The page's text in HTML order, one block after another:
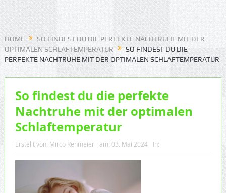
HOME
SO FINDEST DU DIE PERFEKTE NACHTRUHE MIT DER
OPTIMALEN SCHLAFTEMPERATUR
SO FINDEST DU DIE
PERFEKTE NACHTRUHE MIT DER OPTIMALEN SCHLAFTEMPERATUR
So findest du die perfekte
Nachtruhe mit der optimalen
Schlaftemperatur
Erstellt von: Mirco Rehmeier am: 03. Mai 2024 In: